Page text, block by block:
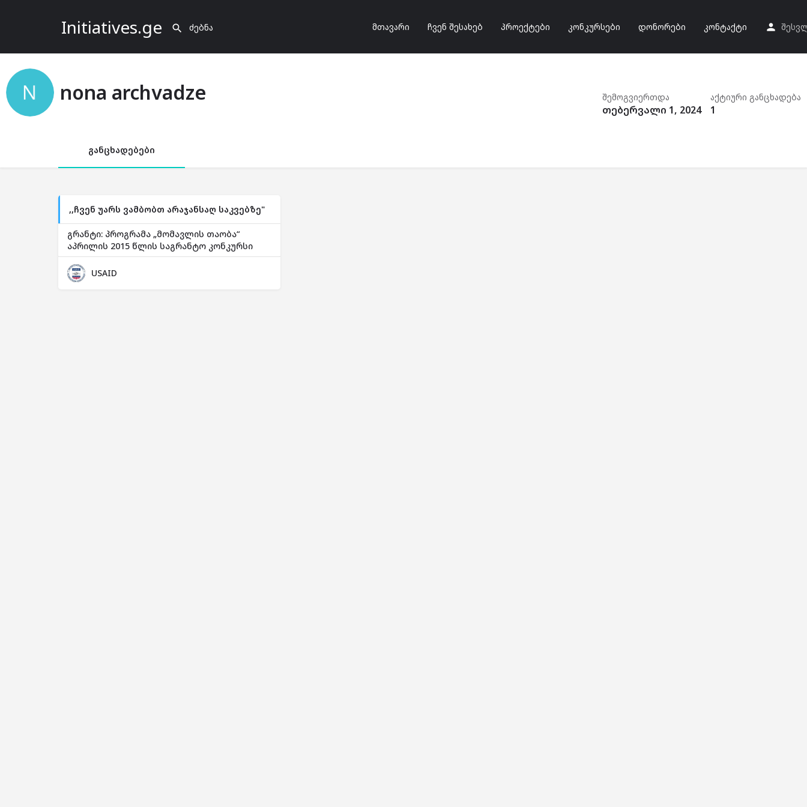
Initiatives.ge მთავარი ჩვენ შესახებ პროექტები კონკურსები დონორები კონტაქტი
nona archvadze შემოგვიერთდა
თებერვალი 1, 2024
აქტიური განცხადება
1
განცხადებები
,,ჩვენ უარს ვამბობთ არაჯანსაღ საკვებზე"
გრანტი: პროგრამა „მომავლის თაობა“
აპრილის 2015 წლის საგრანტო კონკურსი
USAID